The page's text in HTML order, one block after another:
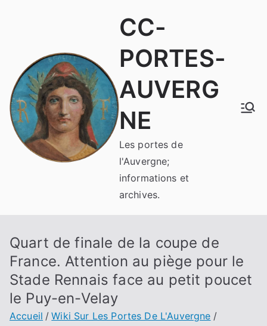
CC-
PORTES-
AUVERG
NE
Les portes de
l'Auvergne;
informations et
archives.
Quart de finale de la coupe de
France. Attention au piège pour le
Stade Rennais face au petit poucet
le Puy-en-Velay
Accueil
Wiki Sur Les Portes De L'Auvergne